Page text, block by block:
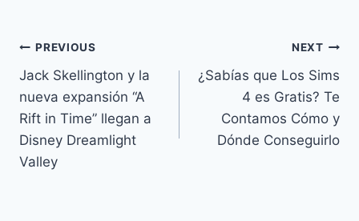
Navegación
de
entradas
PREVIOUS
Jack Skellington y la
nueva expansión “A
Rift in Time” llegan a
Disney Dreamlight
Valley
NEXT
¿Sabías que Los Sims
4 es Gratis? Te
Contamos Cómo y
Dónde Conseguirlo